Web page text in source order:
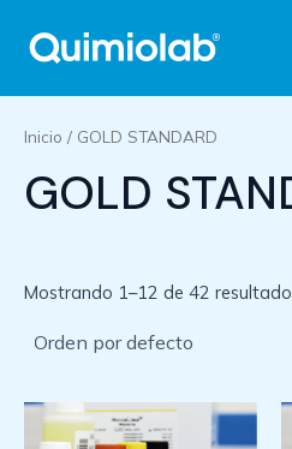
contenido
Inicio / GOLD STANDARD
GOLD
Mostrando 1–12 de 42